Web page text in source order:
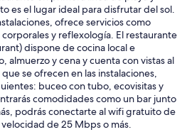
es el lugar ideal para disfrutar del sol.
ofrece servicios como
y reflexología. El restaurante
dispone de cocina local e
almuerzo y cena y cuenta con vistas al
se ofrecen en las instalaciones,
buceo con tubo, ecovisitas y
comodidades como un bar junto
podrás conectarte al wifi gratuito de
de 25 Mbps o más.